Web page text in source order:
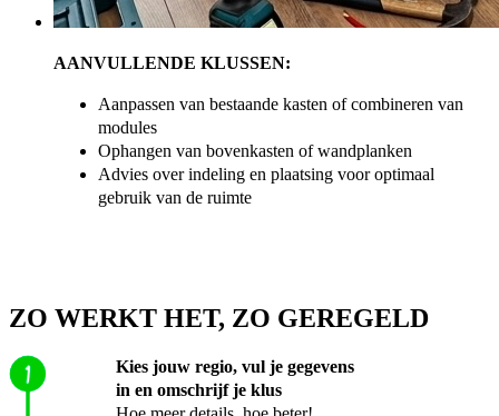
AANVULLENDE KLUSSEN:
Aanpassen van bestaande kasten of combineren van
modules
Ophangen van bovenkasten of wandplanken
Advies over indeling en plaatsing voor optimaal
gebruik van de ruimte
ZO WERKT HET, ZO GEREGELD
Kies jouw regio, vul je gegevens
in en omschrijf je klus